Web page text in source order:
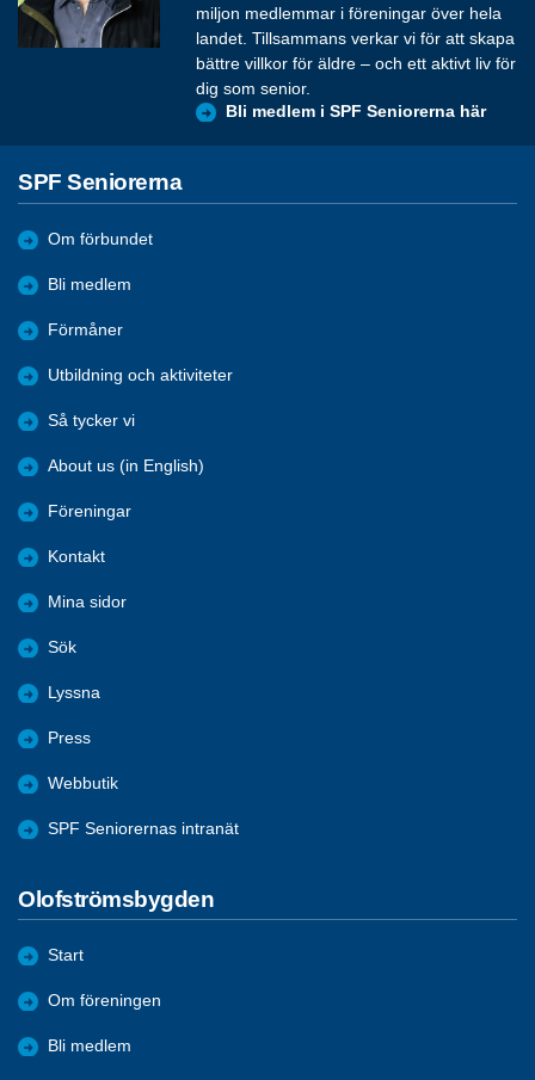
miljon medlemmar i föreningar över hela
landet. Tillsammans verkar vi för att skapa
bättre villkor för äldre – och ett aktivt liv för
dig som senior.
Bli medlem i SPF Seniorerna här
SPF Seniorerna
Om förbundet
Bli medlem
Förmåner
Utbildning och aktiviteter
Så tycker vi
About us (in English)
Föreningar
Kontakt
Mina sidor
Sök
Lyssna
Press
Webbutik
SPF Seniorernas intranät
Olofströmsbygden
Start
Om föreningen
Bli medlem